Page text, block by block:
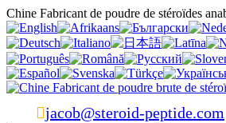
Chine Fabricant de poudre de stéroïdes
jacob@steroid-peptide.com